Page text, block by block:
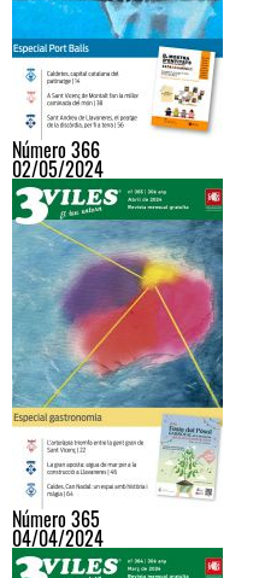
Número 366
02/05/2024
Número 365
04/04/2024